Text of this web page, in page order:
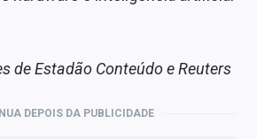
de Estadão Conteúdo e Reuters
DEPOIS DA PUBLICIDADE